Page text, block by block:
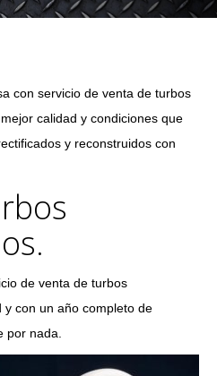
con servicio de venta de turbos
calidad y condiciones que
y reconstruidos con
de venta de turbos
y con un año completo de
por nada.